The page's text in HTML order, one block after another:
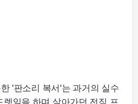
'판소리 복서'는 과거의 실수
렛일을 하며 살아가던 전직 프